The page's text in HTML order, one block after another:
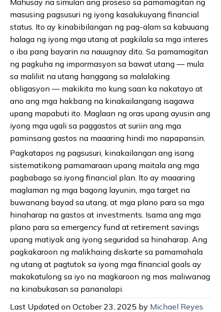
masusing pagsusuri ng iyong kasalukuyang financial
status. Ito ay kinabibilangan ng pag-alam sa kabuuang
halaga ng iyong mga utang at pagkilala sa mga interes
o iba pang bayarin na nauugnay dito. Sa pamamagitan
ng pagkuha ng impormasyon sa bawat utang — mula
sa maliliit na utang hanggang sa malalaking
obligasyon — makikita mo kung saan ka nakatayo at
ano ang mga hakbang na kinakailangang isagawa
upang mapabuti ito. Maglaan ng oras upang ayusin ang
iyong mga ugali sa paggastos at suriin ang mga
paminsang gastos na maaaring hindi mo napapansin.
Pagkatapos ng pagsusuri, kinakailangan ang isang
sistematikong pamamaraan upang maitala ang mga
pagbabago sa iyong financial plan. Ito ay maaaring
maglaman ng mga bagong layunin, mga target na
buwanang bayad sa utang, at mga plano para sa mga
hinaharap na gastos at investments. Isama ang mga
plano para sa emergency fund at retirement savings
upang matiyak ang iyong seguridad sa hinaharap. Ang
pagkakaroon ng malikhaing diskarte sa pamamahala
ng utang at pagtutok sa iyong mga financial goals ay
makakatulong sa iyo na magkaroon ng mas maliwanag
na kinabukasan sa pananalapi.
Last Updated on October 23, 2025 by Michael Reyes